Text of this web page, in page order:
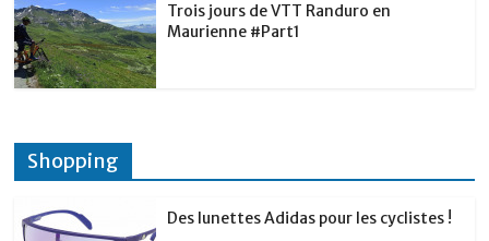
Trois jours de VTT Randuro en
Maurienne #Part1
Shopping
Des lunettes Adidas pour les cyclistes !